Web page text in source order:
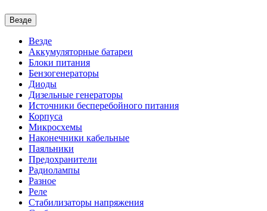
Везде
Везде
Аккумуляторные батареи
Блоки питания
Бензогенераторы
Диоды
Дизельные генераторы
Источники бесперебойного питания
Корпуса
Микросхемы
Наконечники кабельные
Паяльники
Предохранители
Радиолампы
Разное
Реле
Стабилизаторы напряжения